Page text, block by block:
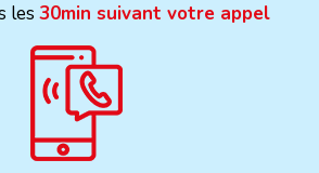
les 30min suivant votre appel